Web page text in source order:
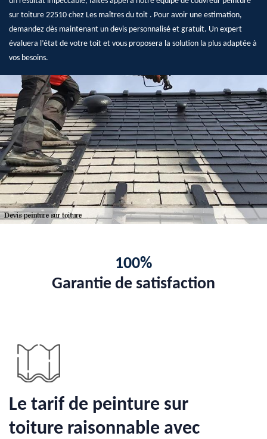
sur toiture 22510 chez Les maîtres du toit . Pour avoir une estimation,
demandez dès maintenant un devis personnalisé et gratuit. Un expert
évaluera l’état de votre toit et vous proposera la solution la plus adaptée à
vos besoins.
100%
Garantie de satisfaction
Le tarif de peinture sur
toiture raisonnable avec